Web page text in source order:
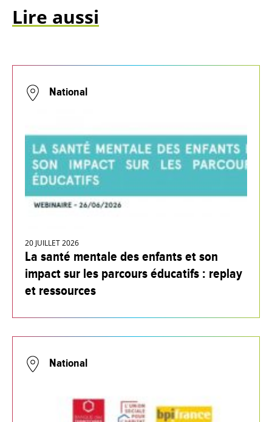
Lire aussi
National
20 JUILLET 2026
La santé mentale des enfants et son
impact sur les parcours éducatifs : replay
et ressources
National